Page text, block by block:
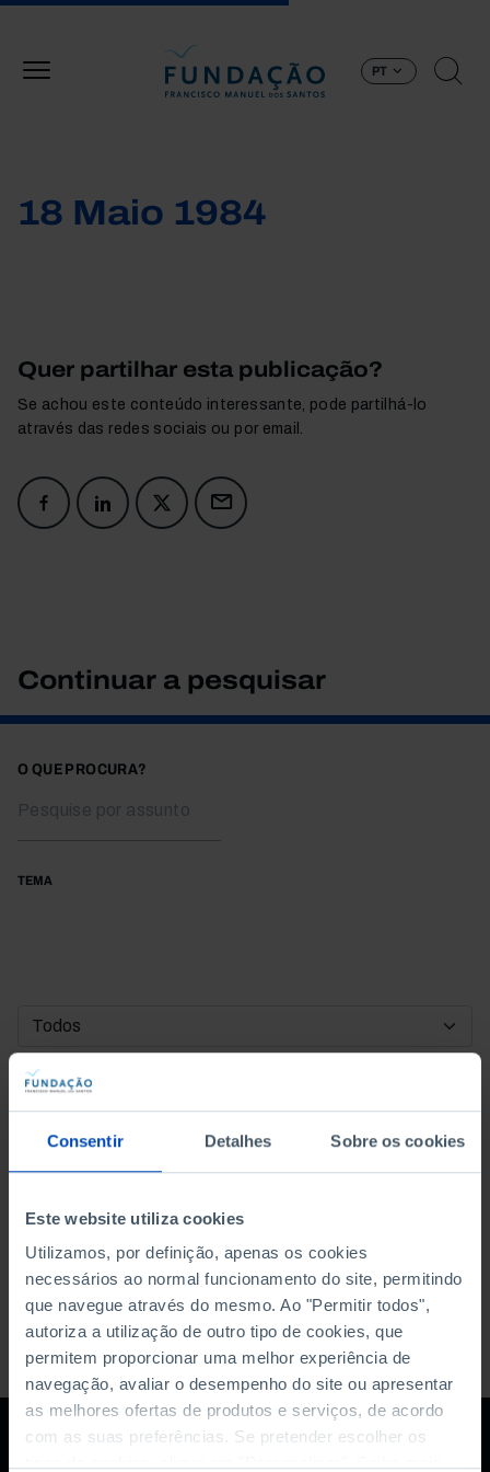
Consentir Detalhes Sobre os cookies
Este website utiliza cookies
Utilizamos, por definição, apenas os cookies
necessários ao normal funcionamento do site, permitindo
que navegue através do mesmo. Ao "Permitir todos",
autoriza a utilização de outro tipo de cookies, que
permitem proporcionar uma melhor experiência de
navegação, avaliar o desempenho do site ou apresentar
as melhores ofertas de produtos e serviços, de acordo
com as suas preferências. Se pretender escolher os
PT
18 Maio 1984
Quer partilhar esta publicação?
Se achou este conteúdo interessante, pode partilhá-lo
através das redes sociais ou por email.
Continuar a pesquisar
O QUE PROCURA?
TEMA
DATA DE INÍCIO
DATA DE FIM